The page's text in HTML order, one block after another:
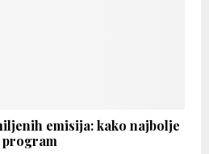
emisija: kako najbolje